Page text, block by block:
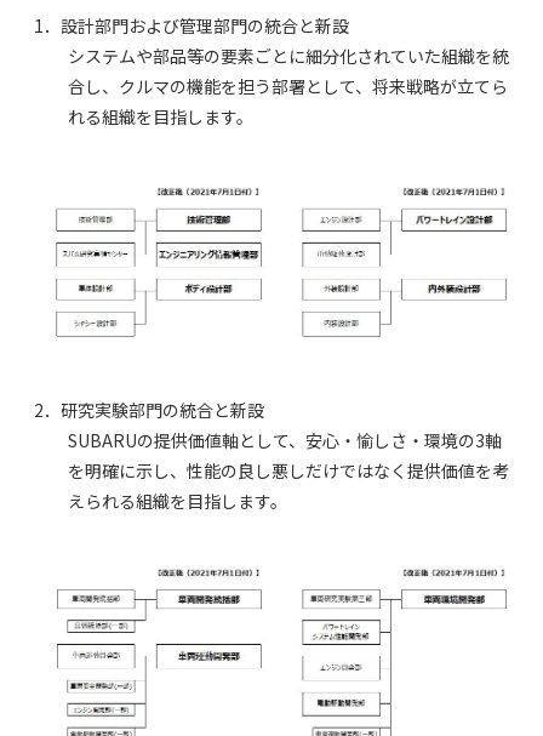
1．設計部門および管理部門の統合と新設
システムや部品等の要素ごとに細分化されていた組織を統
合し、クルマの機能を担う部署として、将来戦略が立てら
れる組織を目指します。
2．研究実験部門の統合と新設
SUBARUの提供価値軸として、安心・愉しさ・環境の3軸
を明確に示し、性能の良し悪しだけではなく提供価値を考
えられる組織を目指します。